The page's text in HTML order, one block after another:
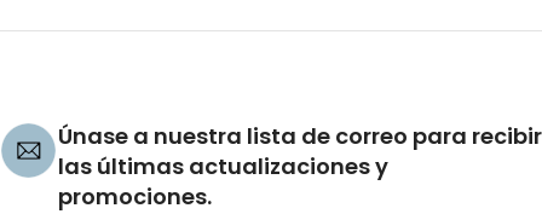
Únase a nuestra lista de correo para recibir
las últimas actualizaciones y
promociones.